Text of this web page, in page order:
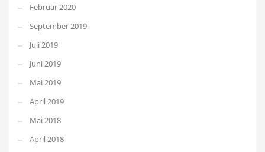
Februar 2020
September 2019
Juli 2019
Juni 2019
Mai 2019
April 2019
Mai 2018
April 2018